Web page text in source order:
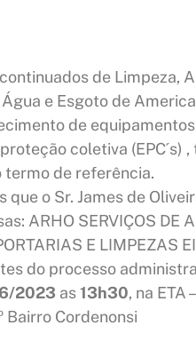
de Limpeza,
e Esgoto de
de
coletiva (EPC´s) ,
termo de referência.
o Sr. James de
ARHO SERVIÇOS DE
E LIMPEZAS
do processo
2023 as13h30, na ETA
Bairro Cordenonsi